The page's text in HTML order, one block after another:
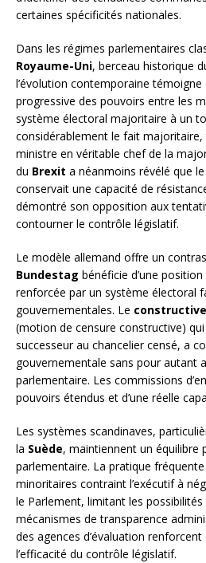
certaines spécificités nationales.
Dans les régimes parlementaires
Royaume-Uni, berceau historique
l’évolution contemporaine témoigne
progressive des pouvoirs entre les
système électoral majoritaire à un
considérablement le fait
ministre en véritable chef de la
du Brexit a néanmoins révélé que le
conservait une capacité de
démontré son opposition aux
contourner le contrôle législatif.
Le modèle allemand offre un
Bundestag bénéficie d’une
renforcée par un système électoral
gouvernementales. Le
(motion de censure constructive)
successeur au chancelier censé, a
gouvernementale sans pour autant
parlementaire. Les commissions
pouvoirs étendus et d’une réelle
Les systèmes scandinaves,
la Suède, maintiennent un équilibre
parlementaire. La pratique
minoritaires contraint l’exécutif à
le Parlement, limitant les
mécanismes de transparence
des agences d’évaluation
l’efficacité du contrôle législatif.